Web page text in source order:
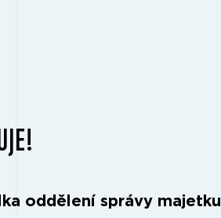
oddělení správy majetku